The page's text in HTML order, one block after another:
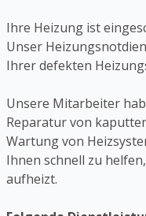
Ihre Heizung ist
Unser
Ihrer defekten
Unsere Mitarbeiter
Reparatur von
Wartung von
Ihnen schnell zu
aufheizt.